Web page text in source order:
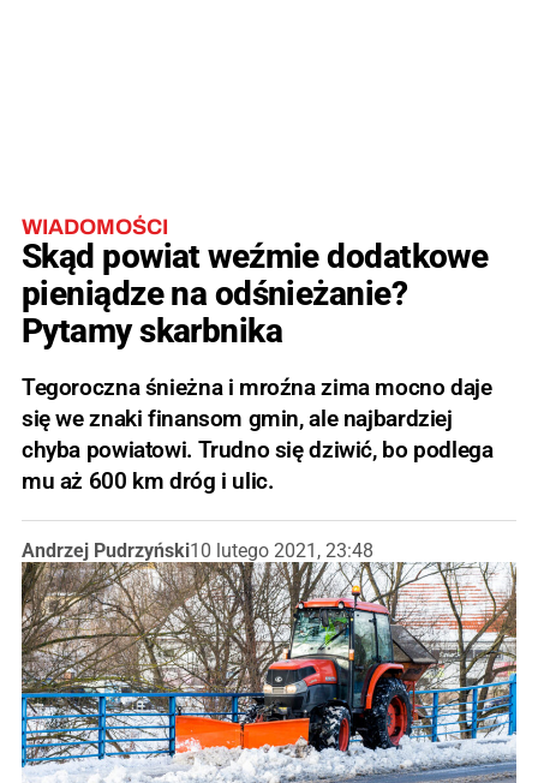
WIADOMOŚCI
Skąd powiat weźmie dodatkowe
pieniądze na odśnieżanie?
Pytamy skarbnika
Tegoroczna śnieżna i mroźna zima mocno daje
się we znaki finansom gmin, ale najbardziej
chyba powiatowi. Trudno się dziwić, bo podlega
mu aż 600 km dróg i ulic.
Andrzej Pudrzyński10 lutego 2021, 23:48